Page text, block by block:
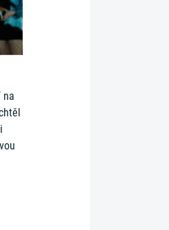
na